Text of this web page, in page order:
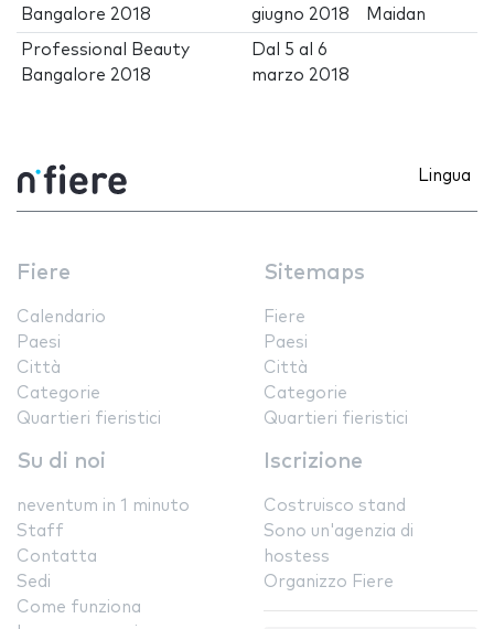
Bangalore 2018
giugno 2018
Maidan
Professional Beauty
Bangalore 2018
Dal 5 al6
marzo 2018
Lingua
Fiere
Calendario
Paesi
Città
Categorie
Quartieri fieristici
Sitemaps
Fiere
Paesi
Città
Categorie
Quartieri fieristici
Su di noi
neventum in 1 minuto
Staff
Contatta
Sedi
Come funziona
Iscrizione
Costruisco stand
Sono un'agenzia di
hostess
Organizzo Fiere